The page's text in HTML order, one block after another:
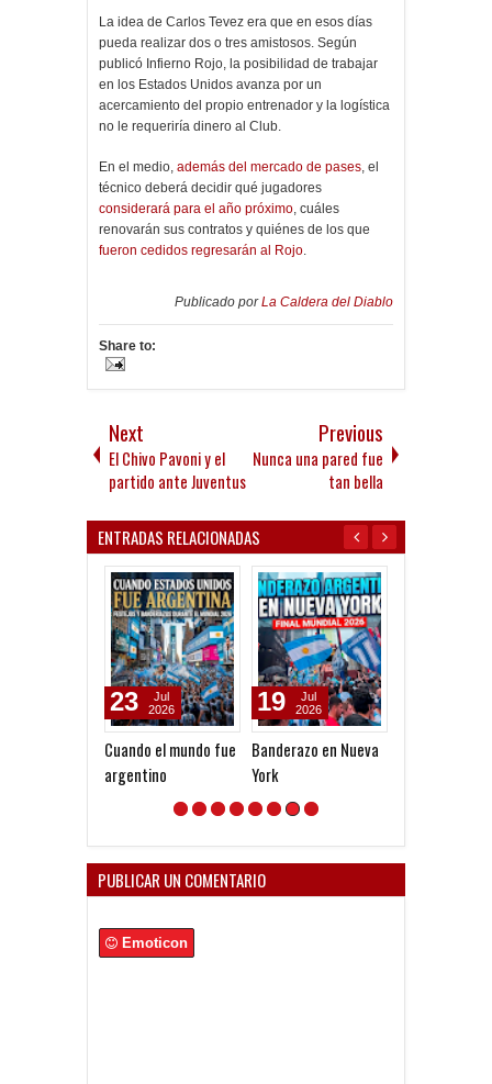
La idea de Carlos Tevez era que en esos días
pueda realizar dos o tres amistosos. Según
publicó Infierno Rojo, la posibilidad de trabajar
en los Estados Unidos avanza por un
acercamiento del propio entrenador y la logística
no le requeriría dinero al Club.
En el medio, además del mercado de pases , el
técnico deberá decidir qué jugadores
considerará para el año próximo , cuáles
renovarán sus contratos y quiénes de los que
fueron cedidos regresarán al Rojo
Publicado porLa Caldera del Diablo
Share to:
Next
El Chivo Pavoni y el
partido ante Juventus
Previous
Nunca una pared fue
tan bella
ENTRADAS RELACIONADAS
Cuando el mundo fue
argentino
23
Jul
2026
Banderazo en Nueva
York
19
Jul
2026
PUBLICAR UN COMENTARIO
Emoticon